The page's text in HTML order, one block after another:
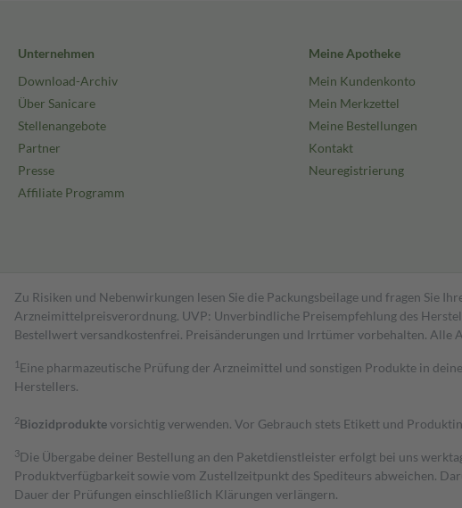
Unternehmen
Download-Archiv
Über Sanicare
Stellenangebote
Partner
Presse
Affiliate Programm
Meine Apotheke
Mein Kundenkonto
Mein Merkzettel
Meine Bestellungen
Kontakt
Neuregistrierung
Zu Risiken und Nebenwirkungen lesen Sie die Packungsbeilage und fragen Sie
Arzneimittelpreisverordnung. UVP: Unverbindliche Preisempfehlung des
Bestell­wert versand­kosten­frei. Preisänderungen und Irrtümer vorbehalten. Alle
1 Eine pharmazeutische Prüfung der Arzneimittel und sonstigen Produkte in
Herstellers.
2Biozidproduktevorsichtig verwenden. Vor Gebrauch stets Etikett und
3Die Übergabe deiner Bestellung an den Paketdienstleister erfolgt bei uns
Produktverfügbarkeit sowie vom Zustellzeitpunkt des Spediteurs abweichen.
Dauer der Prüfungen einschließlich Klärungen verlängern.